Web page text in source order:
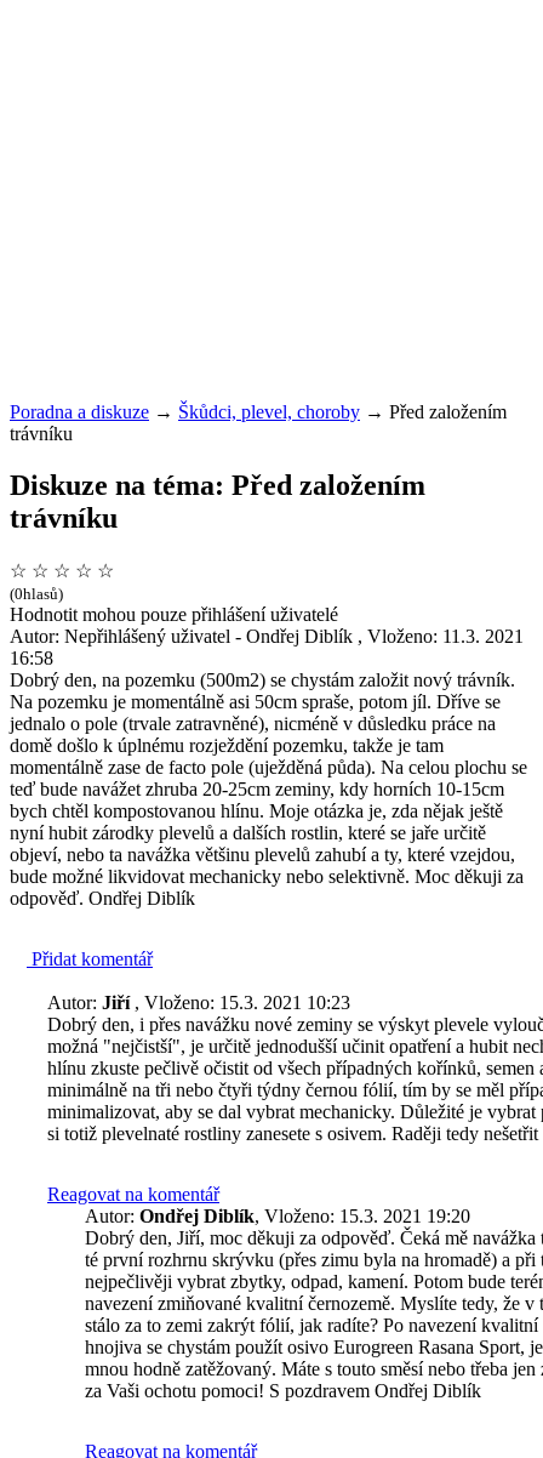
Poradna a diskuze → Škůdci, plevel, choroby → Před založením
trávníku
Diskuze na téma: Před založením
trávníku
☆ ☆ ☆ ☆ ☆
(0hlasů)
Hodnotit mohou pouze přihlášení uživatelé
Autor: Nepřihlášený uživatel - Ondřej Diblík , Vloženo: 11.3. 2021
16:58
Dobrý den, na pozemku (500m2) se chystám založit nový trávník.
Na pozemku je momentálně asi 50cm spraše, potom jíl. Dříve se
jednalo o pole (trvale zatravněné), nicméně v důsledku práce na
domě došlo k úplnému rozježdění pozemku, takže je tam
momentálně zase de facto pole (uježděná půda). Na celou plochu se
teď bude navážet zhruba 20-25cm zeminy, kdy horních 10-15cm
bych chtěl kompostovanou hlínu. Moje otázka je, zda nějak ještě
nyní hubit zárodky plevelů a dalších rostlin, které se jaře určitě
objeví, nebo ta navážka většinu plevelů zahubí a ty, které vzejdou,
bude možné likvidovat mechanicky nebo selektivně. Moc děkuji za
odpověď. Ondřej Diblík
Přidat komentář
Autor: Jiří , Vloženo: 15.3. 2021 10:23
Dobrý den, i přes navážku nové zeminy se výskyt plevele
možná "nejčistší", je určitě jednodušší učinit opatření a hubit
hlínu zkuste pečlivě očistit od všech případných kořínků,
minimálně na tři nebo čtyři týdny černou fólií, tím by se měl
minimalizovat, aby se dal vybrat mechanicky. Důležité je
si totiž plevelnaté rostliny zanesete s osivem. Raději tedy
Reagovat na komentář
Autor: Ondřej Diblík, Vloženo: 15.3. 2021 19:20
Dobrý den, Jiří, moc děkuji za odpověď. Čeká mě
té první rozhrnu skrývku (přes zimu byla na hromadě) a při
nejpečlivěji vybrat zbytky, odpad, kamení. Potom bude
navezení zmiňované kvalitní černozemě. Myslíte tedy, že
stálo za to zemi zakrýt fólií, jak radíte? Po navezení
hnojiva se chystám použít osivo Eurogreen Rasana Sport,
mnou hodně zatěžovaný. Máte s touto směsí nebo třeba
za Vaši ochotu pomoci! S pozdravem Ondřej Diblík
Reagovat na komentář